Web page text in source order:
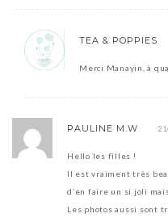
TEA & POPPIES
Merci Manayin, à
PAULINE M.W
Hello les filles !
Il est vraiment très
d’en faire un si joli
Les photos aussi sont